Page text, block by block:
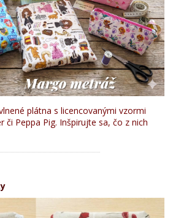
plátna s licencovanými vzormi
či Peppa Pig. Inšpirujte sa, čo z nich